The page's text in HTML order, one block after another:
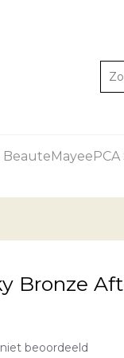
BeauteMayeePCA
Bronze
beoordeeld